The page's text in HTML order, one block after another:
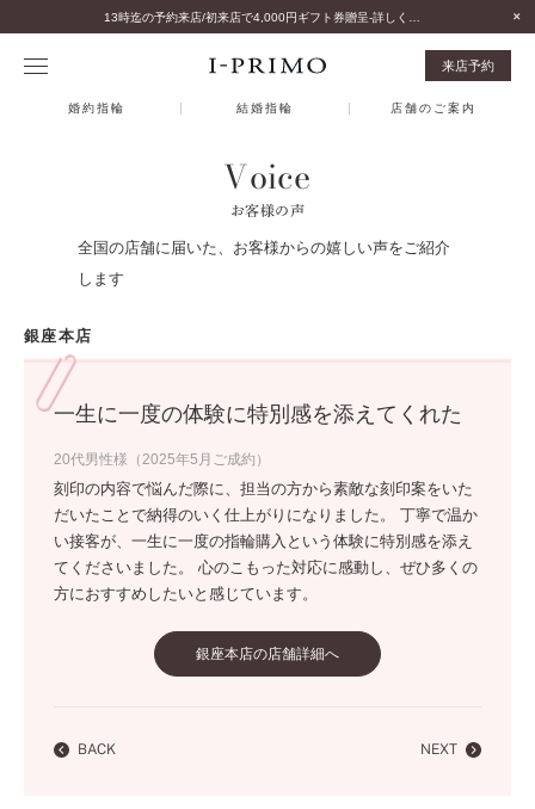
来店予約
婚約指輪 結婚指輪 店舗のご案内
Voice
お客様の声
全国の店舗に届いた、お客様からの嬉しい声をご紹介
します
銀座本店
一生に一度の体験に特別感を添えてくれた
20代男性様（2025年5月ご成約）
刻印の内容で悩んだ際に、担当の方から素敵な刻印案をいた
だいたことで納得のいく仕上がりになりました。 丁寧で温か
い接客が、一生に一度の指輪購入という体験に特別感を添え
てくださいました。 心のこもった対応に感動し、ぜひ多くの
方におすすめしたいと感じています。
銀座本店の店舗詳細へ
BACK NEXT